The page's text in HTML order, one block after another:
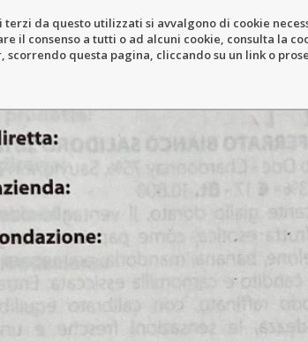
terzi da questo utilizzati si avvalgono di cookie
il consenso a tutti o ad alcuni cookie, consulta la
scorrendo questa pagina, cliccando su un link o
WINERY RESORT